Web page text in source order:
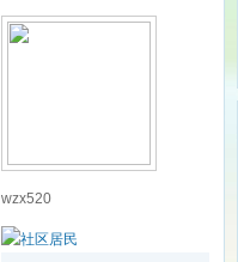
wzx520